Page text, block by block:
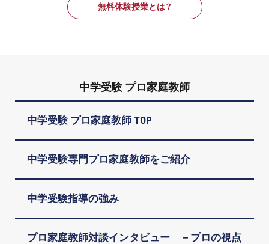
無料体験授業とは？
中学受験 プロ家庭教師
中学受験 プロ家庭教師 TOP
中学受験専門プロ家庭教師をご紹介
中学受験指導の強み
プロ家庭教師対談インタビュー －プロの視点